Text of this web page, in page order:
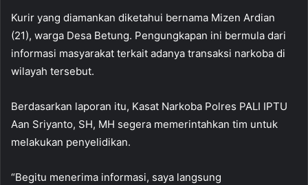
Kurir yang diamankan diketahui bernama Mizen Ardian
(21), warga Desa Betung. Pengungkapan ini bermula dari
informasi masyarakat terkait adanya transaksi narkoba di
wilayah tersebut.
Berdasarkan laporan itu, Kasat Narkoba Polres PALI IPTU
Aan Sriyanto, SH, MH segera memerintahkan tim untuk
melakukan penyelidikan.
“Begitu menerima informasi, saya langsung